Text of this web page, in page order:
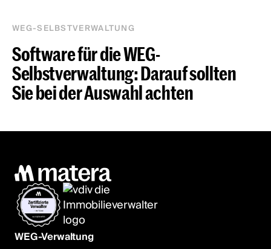
WEG-SELBSTVERWALTUNG
Software für die WEG-
Selbstverwaltung: Darauf sollten
Sie bei der Auswahl achten
WEG-Verwaltung